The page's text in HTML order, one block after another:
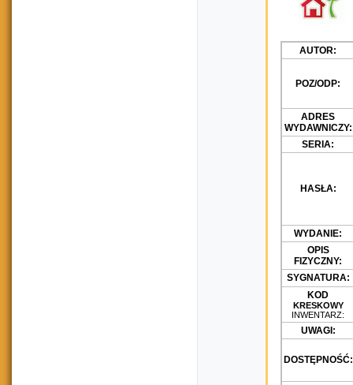
AUTOR:
POZ/ODP:
ADRES
WYDAWNICZY:
SERIA:
HASŁA:
WYDANIE:
OPIS
FIZYCZNY:
SYGNATURA:
KOD
KRESKOWY
INWENTARZ:
UWAGI:
DOSTĘPNOŚĆ: